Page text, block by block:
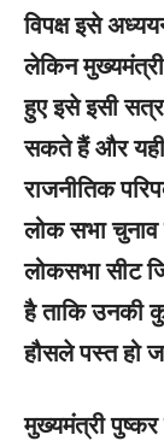
विपक्ष इसे
लेकिन
हुए इसे इसी
सकते हैं और यही
राजनीतिक
लोक सभा चुनाव
लोकसभा सीट
है ताकि उनकी
हौसले पस्त हो
मुख्यमंत्री पुष्कर